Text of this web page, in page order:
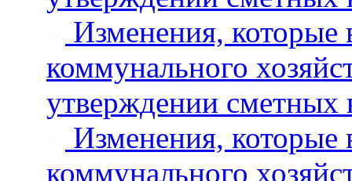
Изменения, которые
коммунального
утверждении сметных
Изменения, которые
коммунального